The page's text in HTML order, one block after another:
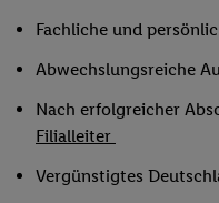
Fachliche und
Abwechslungsreiche
Nach erfolgreicher
Filialleiter
Vergünstigtes